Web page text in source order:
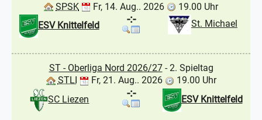
SPSK Fr, 14. Aug.. 2026
19.00 Uhr
ESV Knittelfeld
St. Michael
-:-
ST - Oberliga Nord 2026/27- 2. Spieltag
STLI
Fr, 21. Aug.. 2026
19.00 Uhr
SC Liezen
ESV Knittelfeld
-:-